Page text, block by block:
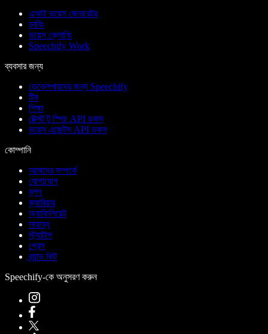
এআই ভয়েস জেনারেটর
ডাবিং
ভয়েস ক্লোনিং
Speechify Work
ব্যবসার জন্য
ডেভেলপারদের জন্য Speechify
টিম
শিক্ষা
টেক্সট টু স্পিচ API ডকস
ভয়েস এজেন্টস API ডকস
কোম্পানি
আমাদের সম্পর্কে
যোগাযোগ
ব্লগ
ক্যারিয়ার
অ্যাফিলিয়েট
সাহায্য
স্ট্যাটাস
প্রেস
ব্র্যান্ড কিট
Speechify-কে অনুসরণ করুন